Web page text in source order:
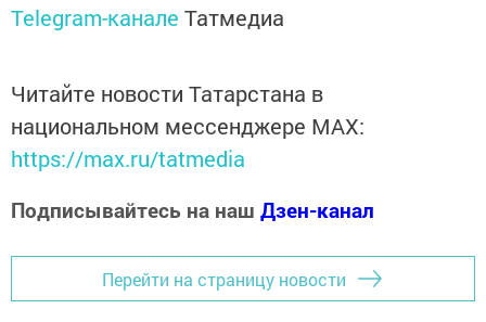
Telegram-канале Татмедиа
Читайте новости Татарстана в
национальном мессенджере MАХ:
https://max.ru/tatmedia
Подписывайтесь на наш Дзен-канал
Перейти на страницу новости